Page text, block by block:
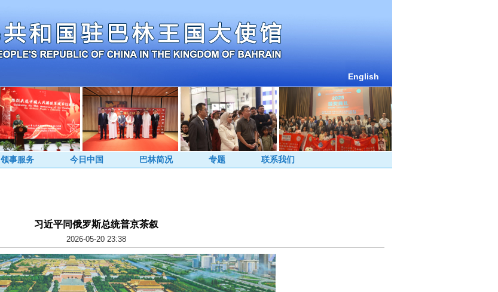
English
领事服务 今日中国 巴林简况 专题 联系我们
习近平同俄罗斯总统普京茶叙
2026-05-20 23:38